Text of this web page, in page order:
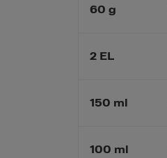
60 g
2 EL
150 ml
100 ml